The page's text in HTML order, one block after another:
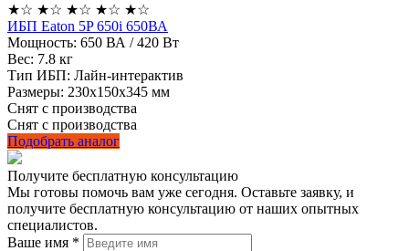
★☆ ★☆ ★☆ ★☆ ★☆
ИБП Eaton 5P 650i 650ВА
Мощность: 650 ВА / 420 Вт
Вес: 7.8 кг
Тип ИБП: Лайн-интерактив
Размеры: 230х150х345 мм
Снят с производства
Снят с производства
Подобрать аналог
Получите бесплатную консультацию
Мы готовы помочь вам уже сегодня. Оставьте заявку, и
получите бесплатную консультацию от наших опытных
специалистов.
Ваше имя *